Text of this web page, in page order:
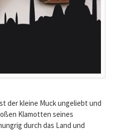
der kleine Muck ungeliebt und
Klamotten seines
durch das Land und